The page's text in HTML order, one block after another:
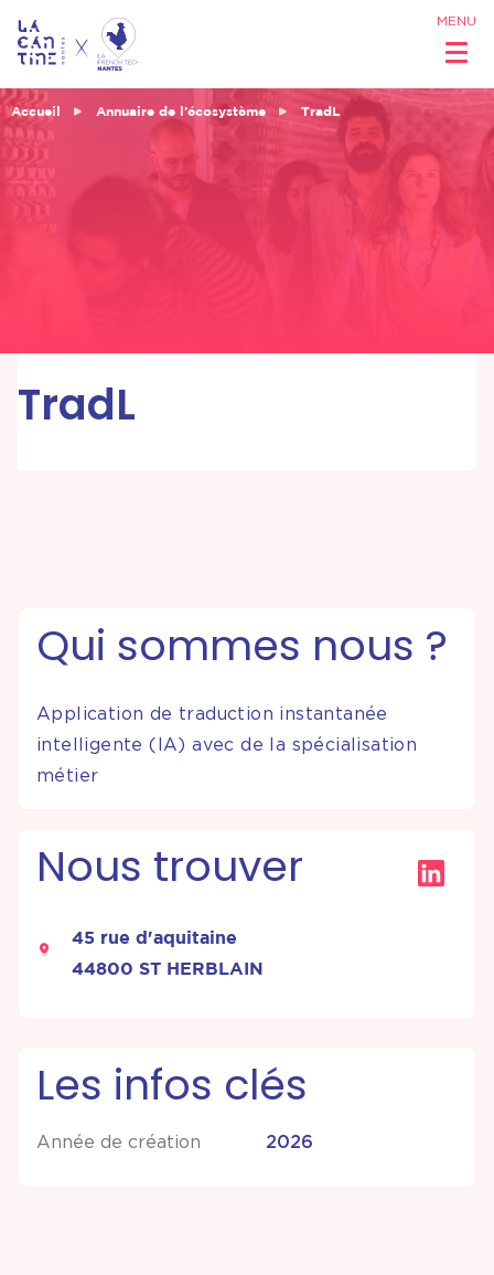
MENU
Qui sommes
Coworking
Événements
Programmes
Accueil Annuaire de l’écosystème TradL
TradL
Qui sommes nous ?
Application de traduction instantanée
intelligente (IA) avec de la spécialisation
métier
Nous trouver
45 rue d'aquitaine
44800 ST HERBLAIN
Les infos clés
Année de création 2026